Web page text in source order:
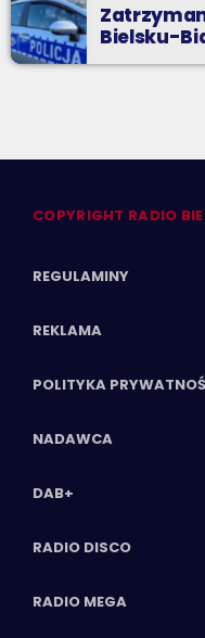
Bielsku-
COPYRIGHT RADIO
REGULAMINY
REKLAMA
POLITYKA
NADAWCA
DAB+
RADIO DISCO
RADIO MEGA